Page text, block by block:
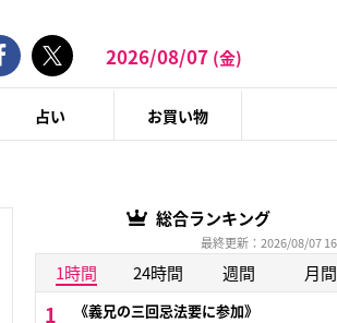
2026/08/07 (金)
占い お買い物
総合ランキング
最終更新：2026/08/07
1時間 24時間 週間 月間
《義兄の三回忌法要に参加》